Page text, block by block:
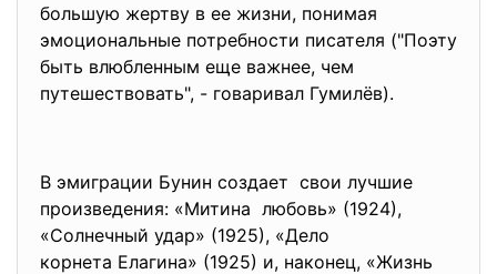
большую жертву в ее жизни, понимая
эмоциональные потребности писателя ("Поэту
быть влюбленным еще важнее, чем
путешествовать", - говаривал Гумилёв).
В эмиграции Бунин создает свои лучшие
произведения: «Митина любовь» (1924),
«Солнечный удар» (1925), «Дело
корнета Елагина» (1925) и, наконец, «Жизнь